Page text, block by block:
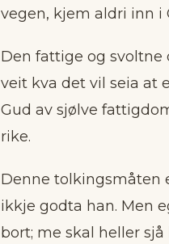
vegen, kjem aldri inn i
Den fattige og svoltne
veit kva det vil seia at
Gud av sjølve
rike.
Denne tolkingsmåten
ikkje godta han. Men
bort; me skal heller